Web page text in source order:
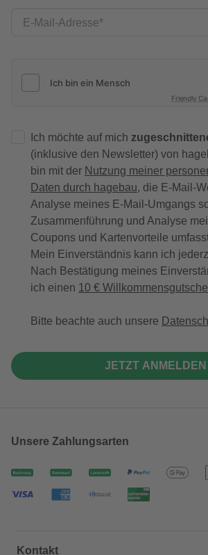
E-Mail-Adresse
Friendly
Ich möchte auf mich
(inklusive den Newsletter) von
bin mit der Nutzung meiner
Daten durch hagebau, die E-Mail-
Analyse meines E-Mail-Umgangs
Zusammenführung und Analyse
Coupons und Kartenvorteile
Mein Einverständnis kann ich
Nach Bestätigung meines
ich einen 10 €
Bitte beachte auch unsere
JETZT ANMELDEN
Unsere Zahlungsarten
Kontakt